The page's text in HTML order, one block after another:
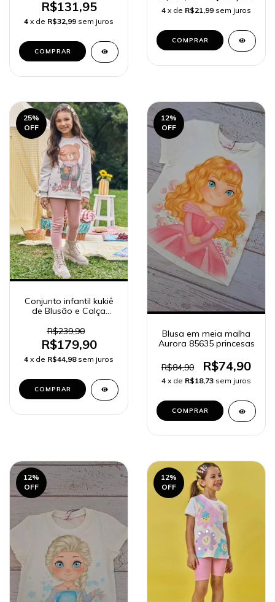
R$131,95
4 x de R$32,99 sem juros
COMPRAR
4 x de R$21,99 sem juros
COMPRAR
25%
OFF
Conjunto infantil kukiê
de Blusão e Calça
89572 Kukiê Infantil
Menina
R$239,90
R$179,90
4 x de R$44,98 sem juros
COMPRAR
12%
OFF
Blusa em meia malha
Aurora 85635 princesas
R$84,90 R$74,90
4 x de R$18,73 sem juros
COMPRAR
12%
OFF
12%
OFF